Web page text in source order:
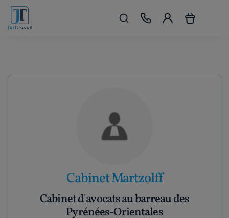
Cabinet Martzolff
Cabinet d'avocats au barreau des
Pyrénées-Orientales